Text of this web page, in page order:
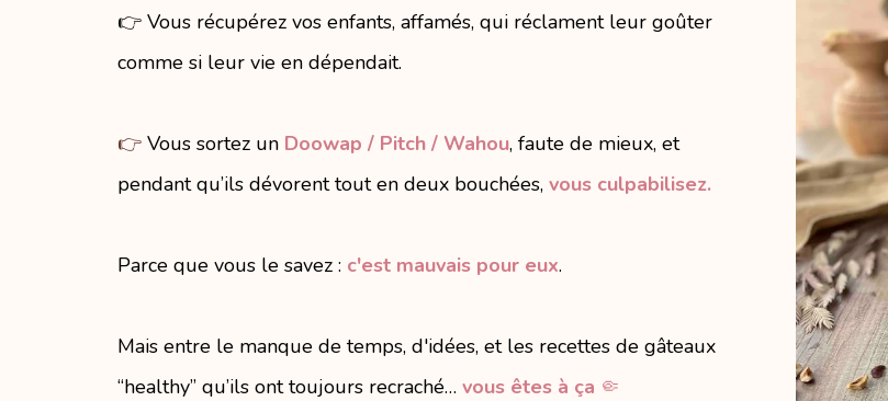
👉 Vous récupérez vos enfants, affamés, qui réclament leur goûter
comme si leur vie en dépendait.
👉 Vous sortez un Doowap / Pitch / Wahou, faute de mieux, et
pendant qu’ils dévorent tout en deux bouchées, vous culpabilisez.
Parce que vous le savez : c'est mauvais pour eux.
Mais entre le manque de temps, d'idées, et les recettes de gâteaux
“healthy” qu’ils ont toujours recraché… vous êtes à ça 🤏